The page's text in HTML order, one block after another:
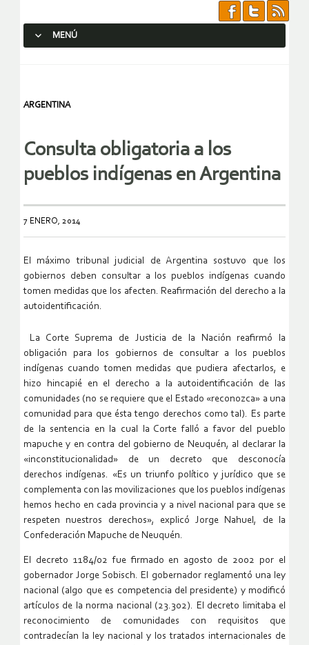
MENÚ
ARGENTINA
Consulta obligatoria a los
pueblos indígenas en Argentina
7 ENERO, 2014
El máximo tribunal judicial de Argentina sostuvo que los
gobiernos deben consultar a los pueblos indígenas cuando
tomen medidas que los afecten. Reafirmación del derecho a la
autoidentificación.
La Corte Suprema de Justicia de la Nación reafirmó la
obligación para los gobiernos de consultar a los pueblos
indígenas cuando tomen medidas que pudiera afectarlos, e
hizo hincapié en el derecho a la autoidentificación de las
comunidades (no se requiere que el Estado «reconozca» a una
comunidad para que ésta tengo derechos como tal). Es parte
de la sentencia en la cual la Corte falló a favor del pueblo
mapuche y en contra del gobierno de Neuquén, al declarar la
«inconstitucionalidad» de un decreto que desconocía
derechos indígenas. «Es un triunfo político y jurídico que se
complementa con las movilizaciones que los pueblos indígenas
hemos hecho en cada provincia y a nivel nacional para que se
respeten nuestros derechos», explicó Jorge Nahuel, de la
Confederación Mapuche de Neuquén.
El decreto 1184/02 fue firmado en agosto de 2002 por el
gobernador Jorge Sobisch. El gobernador reglamentó una ley
nacional (algo que es competencia del presidente) y modificó
artículos de la norma nacional (23.302). El decreto limitaba el
reconocimiento de comunidades con requisitos que
contradecían la ley nacional y los tratados internacionales de